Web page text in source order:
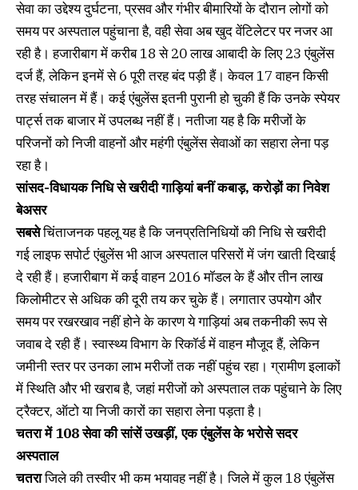
सेवा का उद्देश्य दुर्घटना, प्रसव और गंभीर बीमारियों के दौरान लोगों को
समय पर अस्पताल पहुंचाना है, वही सेवा अब खुद वेंटिलेटर पर नजर आ
रही है। हजारीबाग में करीब 18 से 20 लाख आबादी के लिए 23 एंबुलेंस
दर्ज हैं, लेकिन इनमें से 6 पूरी तरह बंद पड़ी हैं। केवल 17 वाहन किसी
तरह संचालन में हैं। कई एंबुलेंस इतनी पुरानी हो चुकी हैं कि उनके स्पेयर
पार्ट्स तक बाजार में उपलब्ध नहीं हैं। नतीजा यह है कि मरीजों के
परिजनों को निजी वाहनों और महंगी एंबुलेंस सेवाओं का सहारा लेना पड़
रहा है।
सांसद-विधायक निधि से खरीदी गाड़ियां बनीं कबाड़, करोड़ों का निवेश
बेअसर
सबसेचिंताजनक पहलू यह है कि जनप्रतिनिधियों की निधि से खरीदी
गई लाइफ सपोर्ट एंबुलेंस भी आज अस्पताल परिसरों में जंग खाती दिखाई
दे रही हैं। हजारीबाग में कई वाहन 2016 मॉडल के हैं और तीन लाख
किलोमीटर से अधिक की दूरी तय कर चुके हैं। लगातार उपयोग और
समय पर रखरखाव नहीं होने के कारण ये गाड़ियां अब तकनीकी रूप से
जवाब दे रही हैं। स्वास्थ्य विभाग के रिकॉर्ड में वाहन मौजूद हैं, लेकिन
जमीनी स्तर पर उनका लाभ मरीजों तक नहीं पहुंच रहा। ग्रामीण इलाकों
में स्थिति और भी खराब है, जहां मरीजों को अस्पताल तक पहुंचाने के लिए
ट्रैक्टर, ऑटो या निजी कारों का सहारा लेना पड़ता है।
चतरा में 108 सेवा की सांसें उखड़ीं, एक एंबुलेंस के भरोसे सदर
अस्पताल
चतराजिले की तस्वीर भी कम भयावह नहीं है। जिले में कुल 18 एंबुलेंस